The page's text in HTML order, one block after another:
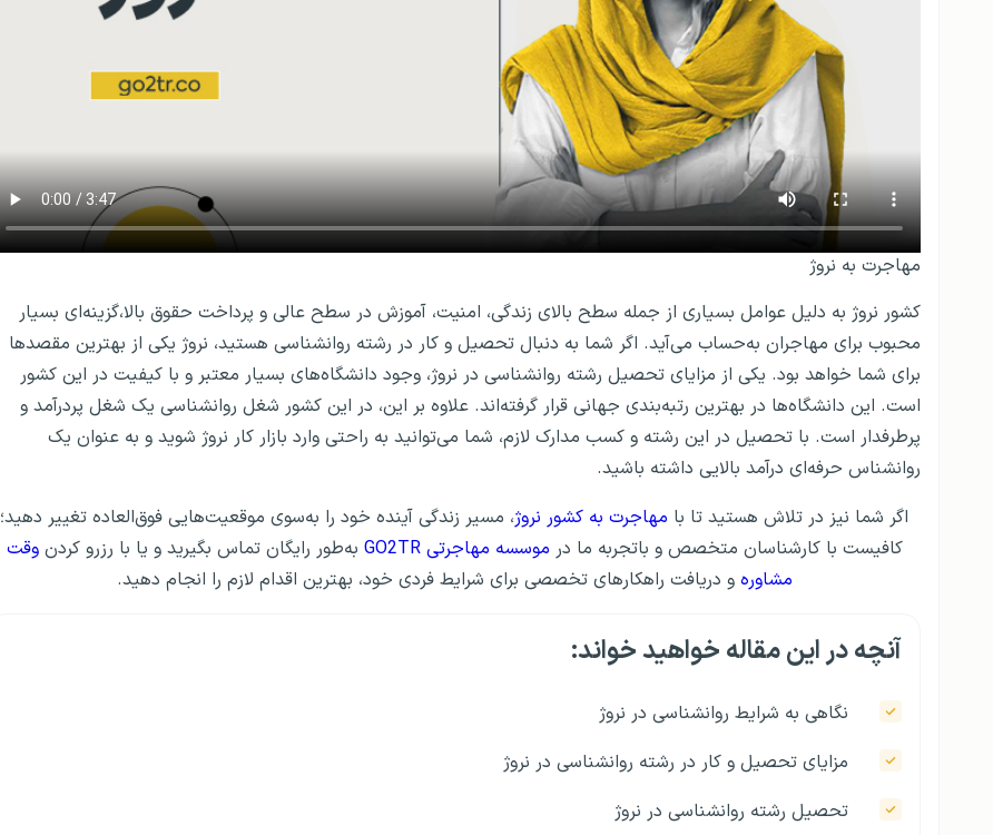
مهاجرت به نروژ
کشور نروژ به دلیل عوامل بسیاری از جمله سطح بالای زندگی، امنیت، آموزش در سطح عالی و پرداخت حقوق بالا،گزینه‌ای بسیار
محبوب برای مهاجران به‌حساب می‌آید. اگر شما به دنبال تحصیل و کار در رشته روانشناسی هستید، نروژ یکی از بهترین مقصدها
برای شما خواهد بود. یکی از مزایای تحصیل رشته روانشناسی در نروژ، وجود دانشگاه‌های بسیار معتبر و با کیفیت در این کشور
است. این دانشگاه‌ها در بهترین رتبه‌بندی جهانی قرار گرفته‌اند. علاوه بر این، در این کشور شغل روانشناسی یک شغل پردرآمد و
پرطرفدار است. با تحصیل در این رشته و کسب مدارک لازم، شما می‌توانید به راحتی وارد بازار کار نروژ شوید و به عنوان یک
روانشناس حرفه‌ای درآمد بالایی داشته باشید.
اگر شما نیز در تلاش هستید تا با مهاجرت به کشور نروژ، مسیر زندگی آینده خود را به‌سوی موقعیت‌هایی فوق‌العاده تغییر دهید؛
کافیست با کارشناسان متخصص و باتجربه ما در موسسه مهاجرتی GO2TR به‌طور رایگان تماس بگیرید و یا با رزرو کردنوقت
مشاوره و دریافت راهکارهای تخصصی برای شرایط فردی خود، بهترین اقدام لازم را انجام دهید.
آنچه در این مقاله خواهید خواند:
نگاهی به شرایط روانشناسی در نروژ
مزایای تحصیل و کار در رشته روانشناسی در نروژ
تحصیل رشته روانشناسی در نروژ